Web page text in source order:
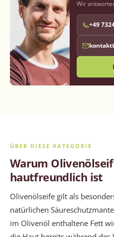
sind frei von
schonend für
Wir
+49
ÜBER DIESE KATEGORIE
Warum
hautfreundlich ist
Olivenölseife gilt als
natürlichen
im Olivenöl enthaltene Fett